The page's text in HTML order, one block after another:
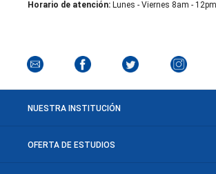
Horario de atención: Lunes - Viernes 8am -
NUESTRA INSTITUCIÓN
OFERTA DE ESTUDIOS